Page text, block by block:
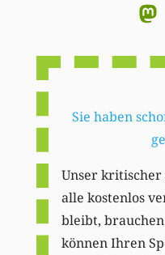
Sie haben
Unser
alle kostenlos
bleibt,
können Ihren